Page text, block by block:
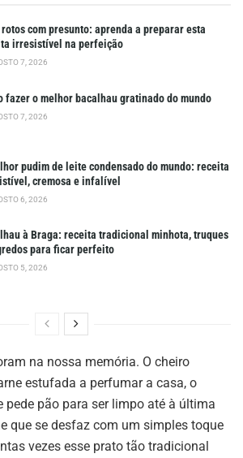
rotos com presunto: aprenda a preparar esta
irresistível na perfeição
7, 2026
fazer o melhor bacalhau gratinado do mundo
7, 2026
pudim de leite condensado do mundo: receita
cremosa e infalível
6, 2026
à Braga: receita tradicional minhota, truques
para ficar perfeito
5, 2026
na nossa memória. O cheiro
estufada a perfumar a casa, o
pede pão para ser limpo até à última
que se desfaz com um simples toque
vezes esse prato tão tradicional